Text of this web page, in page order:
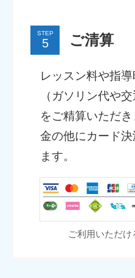
STEP ご清算
レッスン料や指
（ガソリン代や
をご精算いただ
金の他にカード
ます。
ご利用いただ